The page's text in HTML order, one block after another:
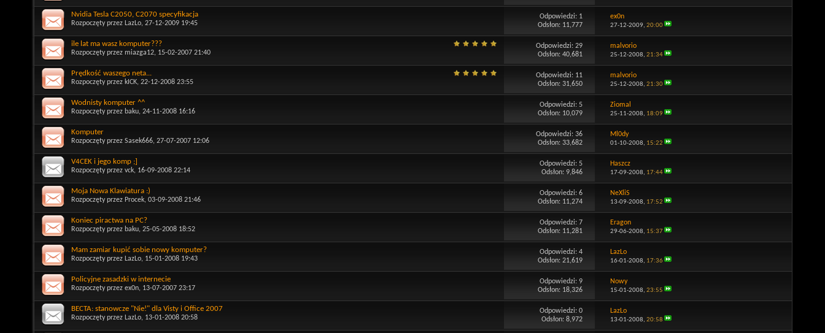
Nvidia Tesla C2050, C2070 specyfikacja
Rozpoczęty przez LazLo, 27-12-2009 19:45
Odpowiedzi: 1
Odsłon: 11,777
ex0n
27-12-2009, 20:00
ile lat ma wasz komputer???
Rozpoczęty przez miazga12, 15-02-2007 21:40
Odpowiedzi:29
Odsłon: 40,681
malvorio
25-12-2008, 21:34
Prędkość waszego neta...
Rozpoczęty przez kICK, 22-12-2008 23:55
Odpowiedzi: 11
Odsłon: 31,650
malvorio
25-12-2008, 21:30
Wodnisty komputer ^^
Rozpoczęty przez baku, 24-11-2008 16:16
Odpowiedzi:5
Odsłon: 10,079
Ziomal
25-11-2008, 18:09
Komputer
Rozpoczęty przez Sasek666, 27-07-2007 12:06
Odpowiedzi:36
Odsłon: 33,682
Ml0dy
01-10-2008, 15:22
V4CEK i jego komp ;]
Rozpoczęty przez vck, 16-09-2008 22:14
Odpowiedzi:5
Odsłon: 9,846
Haszcz
17-09-2008, 17:44
Moja Nowa Klawiatura :)
Rozpoczęty przez Procek, 03-09-2008 21:46
Odpowiedzi:6
Odsłon: 11,274
NeXliS
13-09-2008, 17:52
Koniec piractwa na PC?
Rozpoczęty przez baku, 25-05-2008 18:52
Odpowiedzi:7
Odsłon: 11,281
Eragon
29-06-2008, 15:37
Mam zamiar kupić sobie nowy komputer?
Rozpoczęty przez LazLo, 15-01-2008 19:43
Odpowiedzi:4
Odsłon: 21,619
LazLo
16-01-2008, 17:36
Policyjne zasadzki w internecie
Rozpoczęty przez ex0n, 13-07-2007 23:17
Odpowiedzi:9
Odsłon: 18,326
Nowy
15-01-2008, 23:55
BECTA: stanowcze "Nie!" dla Visty i Office 2007
Rozpoczęty przez LazLo, 13-01-2008 20:58
Odpowiedzi:0
Odsłon: 8,972
LazLo
13-01-2008, 20:58